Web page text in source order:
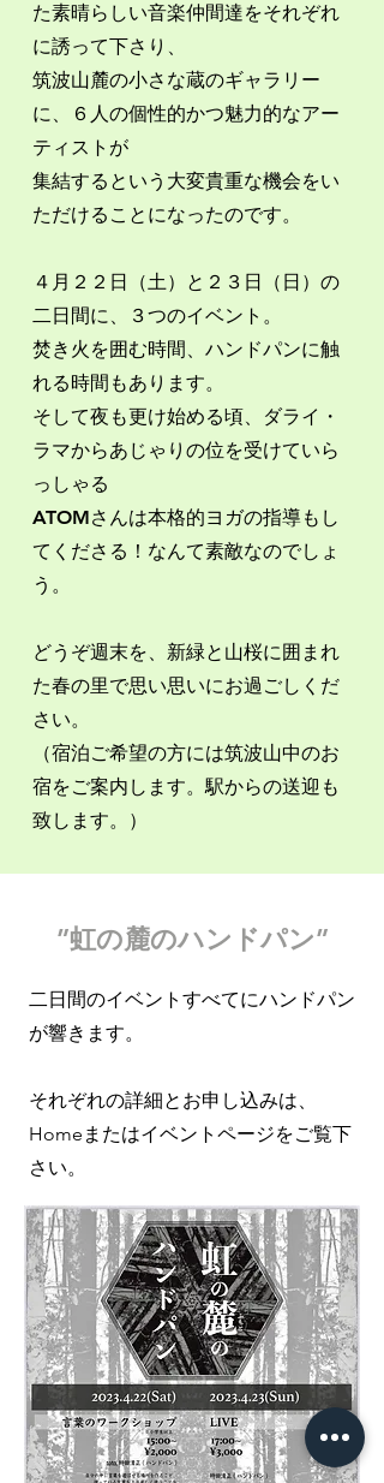
た素晴らしい音楽仲間達をそれぞれ
に誘って下さり、
筑波山麓の小さな蔵のギャラリー
に、６人の個性的かつ魅力的なアー
ティストが
集結するという大変貴重な機会をい
ただけることになったのです。
４月２２日（土）と２３日（日）の
二日間に、３つのイベント。
焚き火を囲む時間、ハンドパンに触
れる時間もあります。
そして夜も更け始める頃、ダライ・
ラマからあじゃりの位を受けていら
っしゃる
ATOMさんは本格的ヨガの指導もし
てくださる！なんて素敵なのでしょ
う。
どうぞ週末を、新緑と山桜に囲まれ
た春の里で思い思いにお過ごしくだ
さい。
​（宿泊ご希望の方には筑波山中のお
宿をご案内します。駅からの送迎も
致します。）
”​虹の麓のハンドパン”
​二日間のイベントすべてにハンドパン
が響きます。
それぞれの詳細とお申し込みは、
Homeまたはイベントページをご覧下
さい。